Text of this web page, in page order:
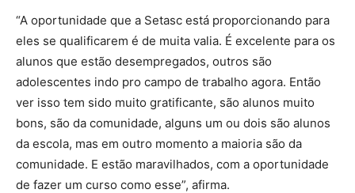
“A oportunidade que a Setasc está proporcionando para
eles se qualificarem é de muita valia. É excelente para os
alunos que estão desempregados, outros são
adolescentes indo pro campo de trabalho agora. Então
ver isso tem sido muito gratificante, são alunos muito
bons, são da comunidade, alguns um ou dois são alunos
da escola, mas em outro momento a maioria são da
comunidade. E estão maravilhados, com a oportunidade
de fazer um curso como esse”, afirma.